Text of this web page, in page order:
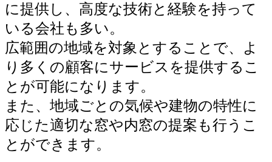
に提供し、高度な技術と経験を持って
いる会社も多い。
広範囲の地域を対象とすることで、よ
り多くの顧客にサービスを提供するこ
とが可能になります。
また、地域ごとの気候や建物の特性に
応じた適切な窓や内窓の提案も行うこ
とができます。